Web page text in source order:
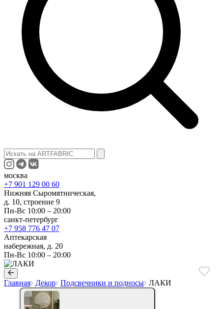
москва
+7 901 129 00 60
Нижняя Сыромятническая,
д. 10, строение 9
Пн-Вс 10:00 – 20:00
санкт-петербург
+7 958 776 47 07
Аптекарская
набережная, д. 20
Пн-Вс 10:00 – 20:00
Главная Декор Подсвечники и подносы ЛАКИ